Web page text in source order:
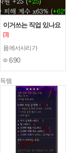
이거쓰는 직업 있나요
[3]
몸에서사리가
690
득템